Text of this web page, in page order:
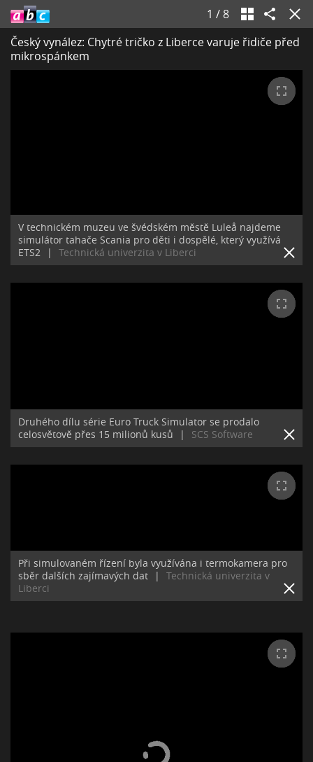
1 / 8
Český vynález: Chytré tričko z Liberce varuje řidiče před
mikrospánkem
V technickém muzeu ve švédském městě Luleå najdeme
simulátor tahače Scania pro děti i dospělé, který využívá
ETS2
| Technická univerzita v Liberci
Druhého dílu série Euro Truck Simulator se prodalo
celosvětově přes 15 milionů kusů
| SCS Software
Při simulovaném řízení byla využívána i termokamera pro
sběr dalších zajímavých dat
|
Technická univerzita v
Liberci